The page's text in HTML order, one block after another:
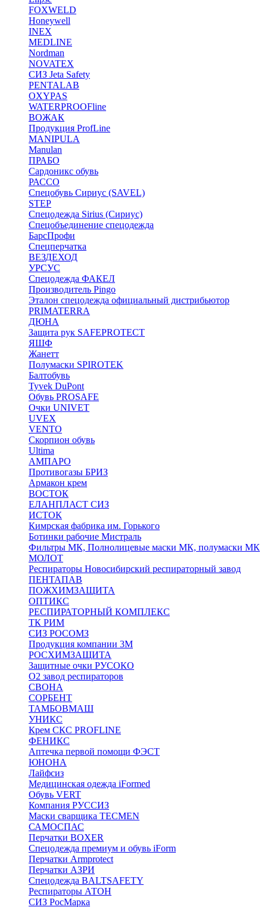
FOXWELD
Honeywell
INEX
MEDLINE
Nordman
NOVATEX
СИЗ Jeta Safety
PENTALAB
OXYPAS
WATERPROOFline
ВОЖАК
Продукция ProfLine
MANIPULA
Manulan
ПРАБО
Сардоникс обувь
РАССО
Спецобувь Сириус (SAVEL)
STEP
Спецодежда Sirius (Сириус)
Спецобъединение спецодежда
БарсПрофи
Спецперчатка
ВЕЗДЕХОД
УРСУС
Спецодежда ФАКЕЛ
Производитель Pingo
Эталон спецодежда официальный дистрибьютор
PRIMATERRA
ДЮНА
Защита рук SAFEPROTECT
ЯШФ
Жанетт
Полумаски SPIROTEK
Балтобувь
Tyvek DuPont
Обувь PROSAFE
Очки UNIVET
UVEX
VENTO
Скорпион обувь
Ultima
АМПАРО
Противогазы БРИЗ
Армакон крем
ВОСТОК
ЕЛАНПЛАСТ СИЗ
ИСТОК
Кимрская фабрика им. Горького
Ботинки рабочие Мистраль
Фильтры МК, Полнолицевые маски МК, полумаски МК
МОЛОТ
Респираторы Новосибирский респираторный завод
ПЕНТАПАВ
ПОЖХИМЗАЩИТА
ОПТИКС
РЕСПИРАТОРНЫЙ КОМПЛЕКС
ТК РИМ
СИЗ РОСОМЗ
Продукция компании 3M
РОСХИМЗАЩИТА
Защитные очки РУСОКО
О2 завод респираторов
СВОНА
СОРБЕНТ
ТАМБОВМАШ
УНИКС
Крем СКС PROFLINE
ФЕНИКС
Аптечка первой помощи ФЭСТ
ЮНОНА
Лайфсиз
Медицинская одежда iFormed
Обувь VERT
Компания РУССИЗ
Маски сварщика TECMEN
САМОСПАС
Перчатки BOXER
Спецодежда премиум и обувь iForm
Перчатки Armprotect
Перчатки АЗРИ
Спецодежда BALTSAFETY
Респираторы АТОН
СИЗ РосМарка